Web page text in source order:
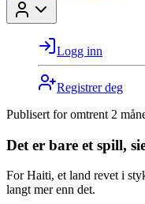
Logg inn
Registrer deg
Publisert for omtrent 2
Det er bare et spill,
For Haiti, et land revet i
langt mer enn det.